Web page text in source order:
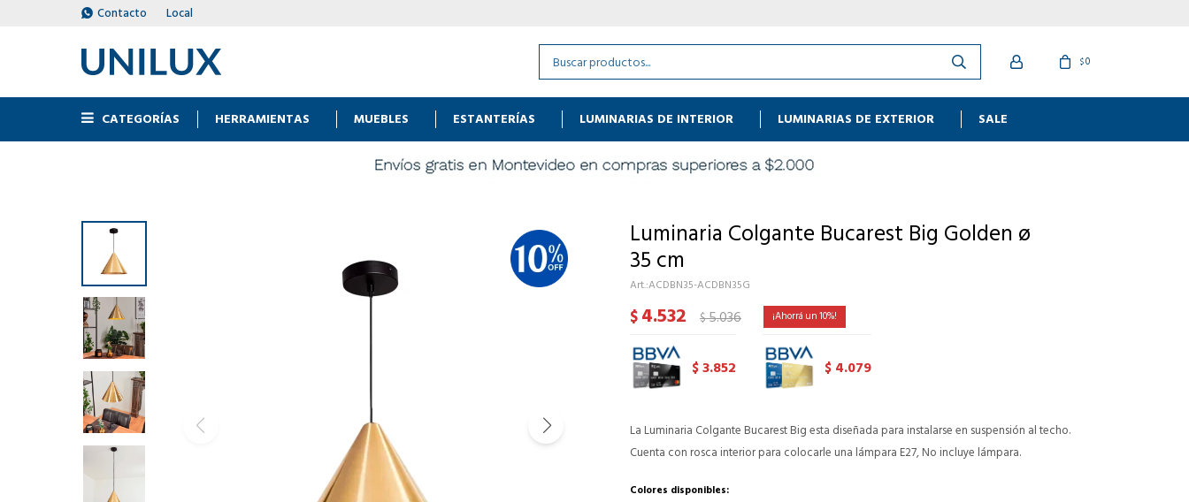
CATEGORÍAS HERRAMIENTAS MUEBLES ESTANTERÍAS LUMINARIAS DE INTERIOR LUMINARIAS DE EXTERIOR SALE
$0
Contacto Local
Luminaria Colgante Bucarest Big Golden ø
35 cm
ACDBN35-ACDBN35G
$4.532 $5.036 10
$3.852 $ 4.079
La Luminaria Colgante Bucarest Big esta diseñada para instalarse en suspensión al techo.
Cuenta con rosca interior para colocarle una lámpara E27, No incluye lámpara.
Colores disponibles: